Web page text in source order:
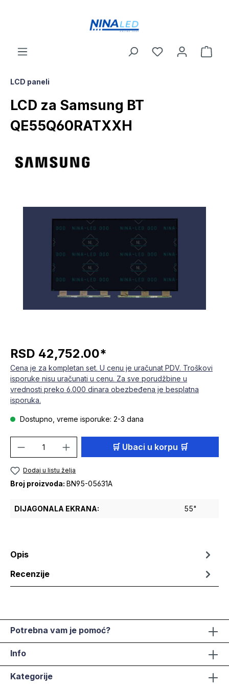
LCD paneli
LCD za Samsung BT
QE55Q60RATXXH
RSD 42,752.00*
Cena je za kompletan set. U cenu je uračunat PDV. Troškovi
isporuke nisu uračunati u cenu. Za sve porudžbine u
vrednosti preko 6.000 dinara obezbeđena je besplatna
isporuka.
Dostupno, vreme isporuke: 2-3 dana
Količina proizvoda: Unesite željenu
🛒 Ubaci u korpu 🛒
Dodaj u listu želja
Broj proizvoda: BN95-05631A
DIJAGONALA EKRANA: 55"
Opis
Recenzije
Potrebna vam je pomoć?
Info
Kategorije